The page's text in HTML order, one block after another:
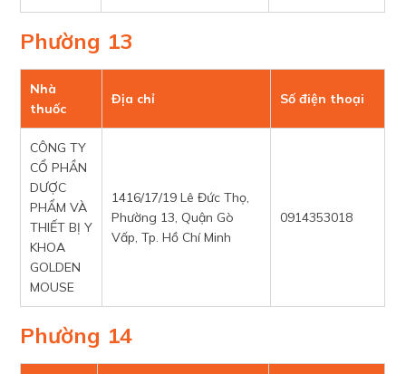
Phường 13
Nhà
thuốc
Địa chỉ Số điện thoại
CÔNG TY
CỔ PHẦN
DƯỢC
PHẨM VÀ
THIẾT BỊ Y
KHOA
GOLDEN
MOUSE
1416/17/19 Lê Đức Thọ,
Phường 13, Quận Gò
Vấp, Tp. Hồ Chí Minh
0914353018
Phường 14